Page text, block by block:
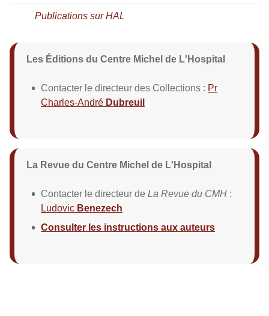
Publications sur HAL
Les Éditions du Centre Michel de L'Hospital
Contacter le directeur des Collections : Pr
Charles-André Dubreuil
La Revue du Centre Michel de L'Hospital
Contacter le directeur de La Revue du CMH :
Ludovic Benezech
Consulter les instructions aux auteurs